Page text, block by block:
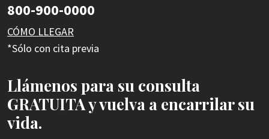
800-900-0000
CÓMO LLEGAR
*Sólo con cita previa
Llámenos para su consulta
GRATUITA y vuelva a encarrilar su
vida.